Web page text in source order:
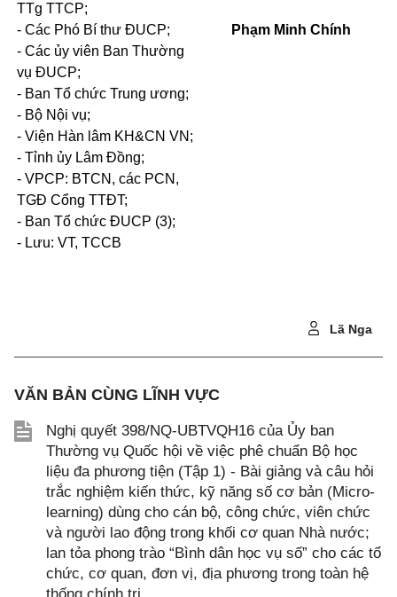
TTg TTCP;
- Các Phó Bí thư ĐUCP;
- Các ủy viên Ban Thường
vụ ĐUCP;
- Ban Tổ chức Trung ương;
- Bộ Nội vụ;
- Viện Hàn lâm KH&CN VN;
- Tỉnh ủy Lâm Đồng;
- VPCP: BTCN, các PCN,
TGĐ Cổng TTĐT;
- Ban Tổ chức ĐUCP (3);
- Lưu: VT, TCCB
Phạm Minh Chính
Lã Nga
VĂN BẢN CÙNG LĨNH VỰC
Nghị quyết 398/NQ-UBTVQH16 của Ủy ban
Thường vụ Quốc hội về việc phê chuẩn Bộ học
liệu đa phương tiện (Tập 1) - Bài giảng và câu hỏi
trắc nghiệm kiến thức, kỹ năng số cơ bản (Micro-
learning) dùng cho cán bộ, công chức, viên chức
và người lao động trong khối cơ quan Nhà nước;
lan tỏa phong trào “Bình dân học vụ số” cho các tổ
chức, cơ quan, đơn vị, địa phương trong toàn hệ